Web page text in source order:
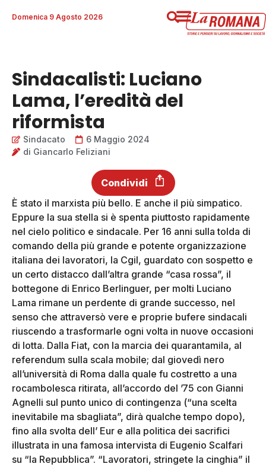
Domenica 9 Agosto 2026
Sindacalisti: Luciano
Lama, l’eredità del
riformista
Sindacato
6 Maggio 2024
di Giancarlo Feliziani
Condividi
È stato il marxista più bello. E anche il più simpatico.
Eppure la sua stella si è spenta piuttosto rapidamente
nel cielo politico e sindacale. Per 16 anni sulla tolda di
comando della più grande e potente organizzazione
italiana dei lavoratori, la Cgil, guardato con sospetto e
un certo distacco dall’altra grande “casa rossa”, il
bottegone di Enrico Berlinguer, per molti Luciano
Lama rimane un perdente di grande successo, nel
senso che attraversò vere e proprie bufere sindacali
riuscendo a trasformarle ogni volta in nuove occasioni
di lotta. Dalla Fiat, con la marcia dei quarantamila, al
referendum sulla scala mobile; dal giovedì nero
all’università di Roma dalla quale fu costretto a una
rocambolesca ritirata, all’accordo del ’75 con Gianni
Agnelli sul punto unico di contingenza (“una scelta
inevitabile ma sbagliata”, dirà qualche tempo dopo),
fino alla svolta dell’ Eur e alla politica dei sacrifici
illustrata in una famosa intervista di Eugenio Scalfari
su “la Repubblica”. “Lavoratori, stringete la cinghia” il